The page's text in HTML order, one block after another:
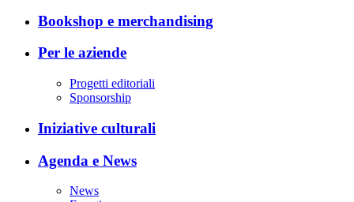
Bookshop e merchandising
Per le aziende
Progetti editoriali
Sponsorship
Iniziative culturali
Agenda e News
News